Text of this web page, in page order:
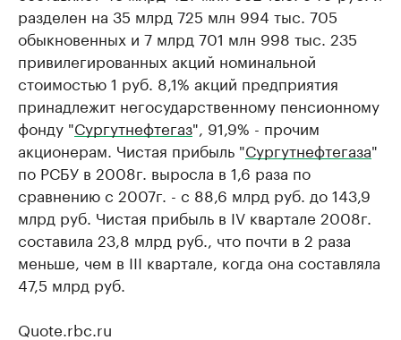
разделен на 35 млрд 725 млн 994 тыс. 705
обыкновенных и 7 млрд 701 млн 998 тыс. 235
привилегированных акций номинальной
стоимостью 1 руб. 8,1% акций предприятия
принадлежит негосударственному пенсионному
фонду "Сургутнефтегаз", 91,9% - прочим
акционерам. Чистая прибыль "Сургутнефтегаза"
по РСБУ в 2008г. выросла в 1,6 раза по
сравнению с 2007г. - с 88,6 млрд руб. до 143,9
млрд руб. Чистая прибыль в IV квартале 2008г.
составила 23,8 млрд руб., что почти в 2 раза
меньше, чем в III квартале, когда она составляла
47,5 млрд руб.
Quote.rbc.ru